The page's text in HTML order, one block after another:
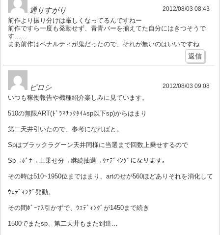
通りすがり 2012/08/03 08:43
前作より振り分けは厳しくなってるんですねー
前作ですら一度も発動せず、青青バーを揃えてた自分にはきつそうで
す……
まあ前作はペナルティが鬼だったので、それが無いのはいいですね
返信
ピロシ 2012/08/03 09:08
いつも稼働報告や機種紹介楽しみに見ています。
510の無限ART(ﾄﾞﾗﾏﾁｯｸﾀｲﾑsp以下sp)からはまり
第二天井引いたので、参考になればと。
Spはブラックラグーン天井同様に当選まで回数上乗せするので
Sp→ﾎﾞﾅ→上乗せ分→継続抽選→ｳｪﾃﾞｨﾝｸﾞになります。
その時は510~1950位まではまり、artのせが560ほどありそれを消化して
ｳｪﾃﾞｨﾝｸﾞ発動。
その間ﾎﾞｰﾅｽ引かずで、ｳｪﾃﾞｨﾝｸﾞが1450まで続き
1500でまたsp、第二天井もまた到達…